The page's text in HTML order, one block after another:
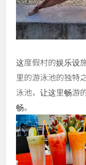
这度假村的娱乐设
里的游泳池的独特
泳池，让这里畅游
畅。